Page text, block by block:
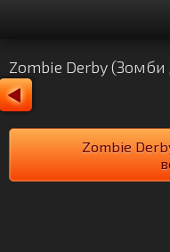
Zombie Derby
Zombie